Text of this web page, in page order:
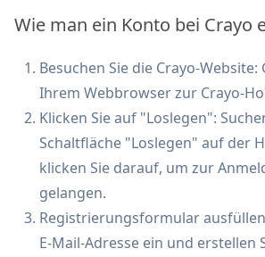
Wie man ein Konto bei Crayo
Besuchen Sie die Crayo-Website:
Ihrem Webbrowser zur Crayo-
Klicken Sie auf "Loslegen":
Schaltfläche "Loslegen" auf der
klicken Sie darauf, um zur
gelangen.
Registrierungsformular
E-Mail-Adresse ein und erstellen